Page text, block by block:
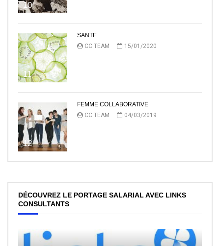
10
11
SANTE
CC TEAM
15/01/2020
12
FEMME COLLABORATIVE
CC TEAM
04/03/2019
DÉCOUVREZ LE PORTAGE SALARIAL AVEC LINKS
CONSULTANTS